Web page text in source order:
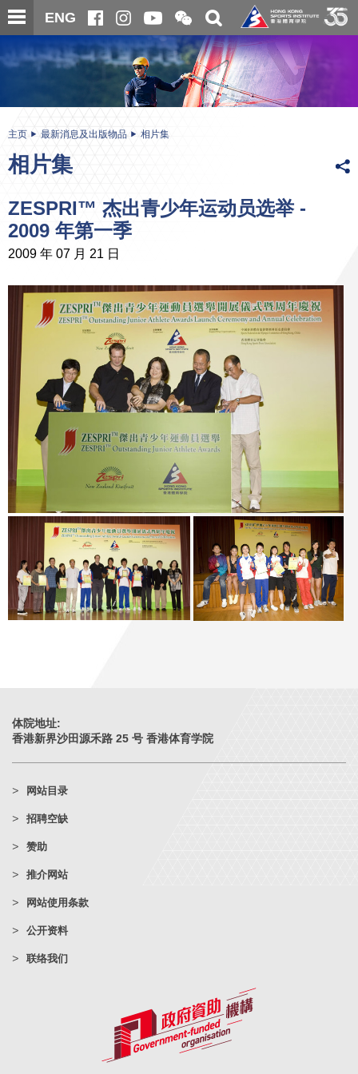
跳
至
内
ENG
开
合
微
信
二
维
码
关
搜
寻
内
主页 最新消息及出版物品 相片集
相片集
ZESPRI™ 杰出青少年运动员选举 -
2009 年第一季
2009 年 07 月 21 日
体院地址:
香港新界沙田源禾路 25 号 香港体育学院
网站目录
招聘空缺
赞助
推介网站
网站使用条款
公开资料
联络我们